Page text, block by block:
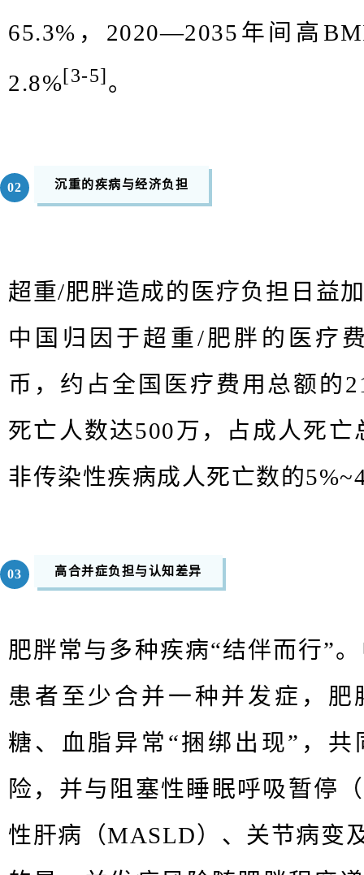
65.3%，2020—2035年间高
2.8%[3-5]。
02 沉重的疾病与经济负担
超重/肥胖造成的医疗负担日益
中国归因于超重/肥胖的医疗
币，约占全国医疗费用总额的
死亡人数达500万 ，
占成人死亡
非传染性疾病成人死亡数的
03 高合并症负担与认知差异
肥胖常与多种疾病“结伴而行”
患者至少合并⼀种并发症，
糖、血脂异常“捆绑出现”，
险，并与阻塞性睡眠呼吸暂停
性肝病（MASLD）、关节病变